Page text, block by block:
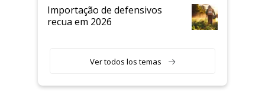
Importação de defensivos
recua em 2026
Ver todos los temas